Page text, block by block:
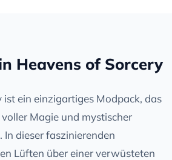
Heavens of Sorcery
ist ein einzigartiges Modpack, das
Magie und mystischer
dieser faszinierenden
Lüften über einer verwüsteten